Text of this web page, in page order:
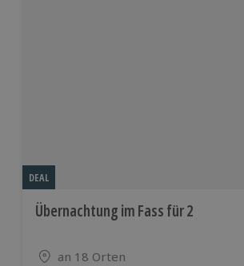
DEAL
Übernachtung im Fass für 2
Standort
an 18 Orten